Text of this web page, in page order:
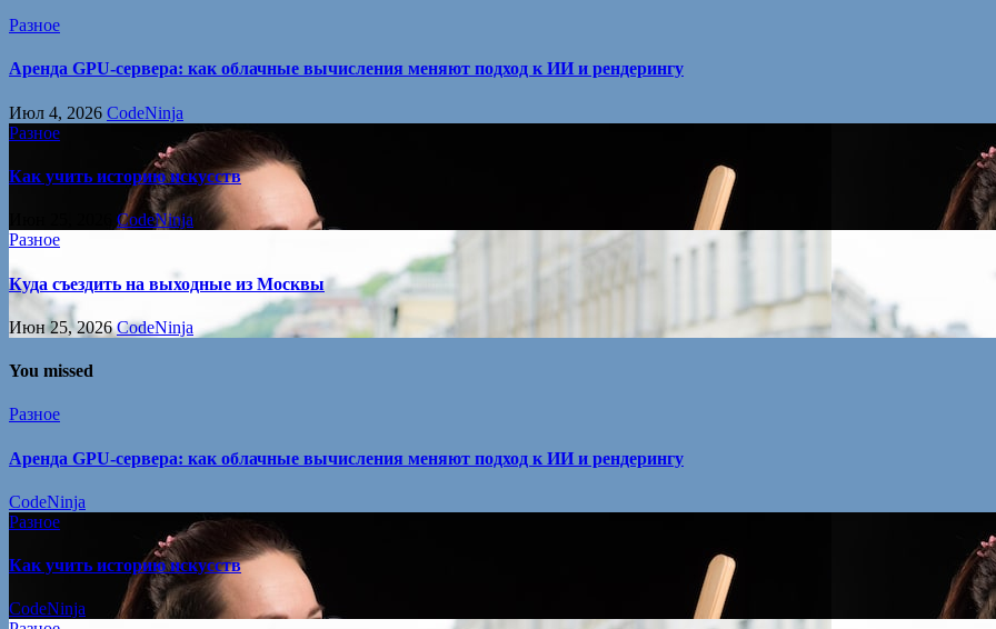
Разное
Аренда GPU-сервера: как облачные вычисления меняют подход к ИИ и рендерингу
Июл 4, 2026 CodeNinja
Разное
Как учить историю искусств
CodeNinja
Разное
Куда съездить на выходные из Москвы
Июн 25, 2026CodeNinja
You missed
Разное
Аренда GPU-сервера: как облачные вычисления меняют подход к ИИ и рендерингу
CodeNinja
Разное
Как учить историю искусств
CodeNinja